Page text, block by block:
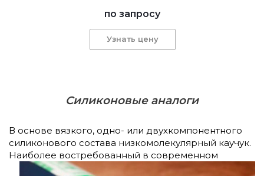
по запросу
Узнать цену
Силиконовые аналоги
В основе вязкого, одно- или двухкомпонентного
силиконового состава низкомолекулярный каучук.
Наиболее востребованный в современном